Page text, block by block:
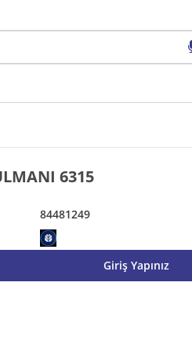
84481249
6315
Giriş Yapınız